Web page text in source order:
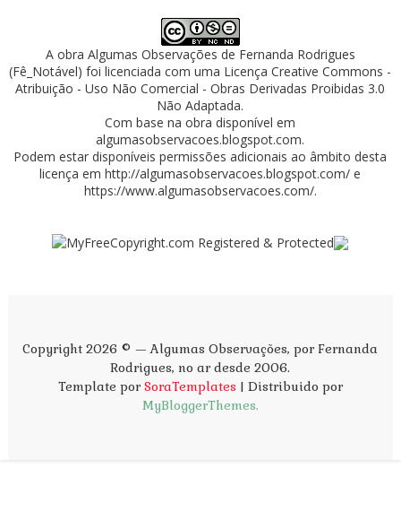
A obra Algumas Observações de Fernanda Rodrigues
(Fê_Notável) foi licenciada com uma LicençaCreative Commons -
Atribuição - Uso Não Comercial - Obras Derivadas Proibidas 3.0
Não Adaptada.
Com base na obra disponível em
algumasobservacoes.blogspot.com.
Podem estar disponíveis permissões adicionais ao âmbito desta
licença emhttp://algumasobservacoes.blogspot.com/ e
https://www.algumasobservacoes.com/.
Copyright 2026 © — Algumas Observações, por Fernanda
Rodrigues, no ar desde 2006.
Template porSoraTemplates | Distribuido por
MyBloggerThemes.